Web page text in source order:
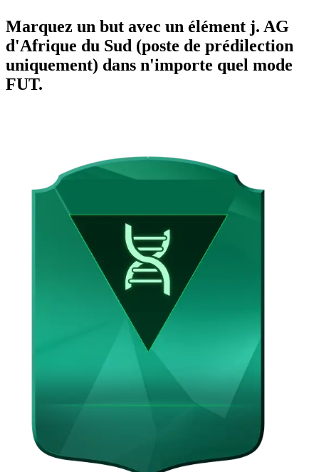
Marquez un but avec un élément j. AG
d'Afrique du Sud (poste de prédilection
uniquement) dans n'importe quel mode
FUT.